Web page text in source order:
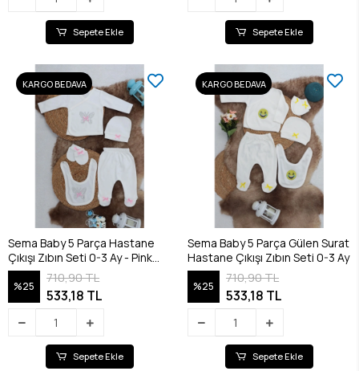
Sepete Ekle Sepete Ekle
KARGO BEDAVA
Sema Baby 5 Parça Hastane
Çıkışı Zıbın Seti 0-3 Ay - Pink
Butterfly
%25
710,90 TL
533,18 TL
Sepete Ekle
KARGO BEDAVA
Sema Baby 5 Parça Gülen Surat
Hastane Çıkışı Zıbın Seti 0-3 Ay
%25
710,90 TL
533,18 TL
Sepete Ekle